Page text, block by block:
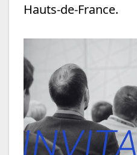
Hauts-de-France.